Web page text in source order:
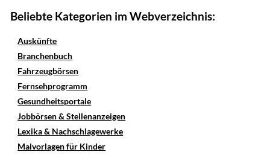
Beliebte Kategorien im Webverzeichnis:
Auskünfte
Branchenbuch
Fahrzeugbörsen
Fernsehprogramm
Gesundheitsportale
Jobbörsen & Stellenanzeigen
Lexika & Nachschlagewerke
Malvorlagen für Kinder